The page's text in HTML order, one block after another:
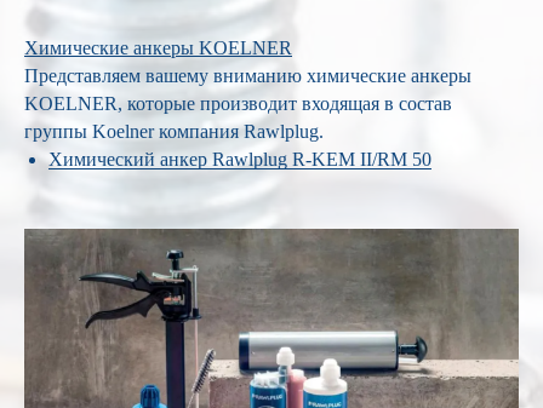
Химические анкеры KOELNER
Представляем вашему вниманию химические анкеры
KOELNER, которые производит входящая в состав
группы Koelner компания Rawlplug.
Химический анкер Rawlplug R-KEM II/RM 50